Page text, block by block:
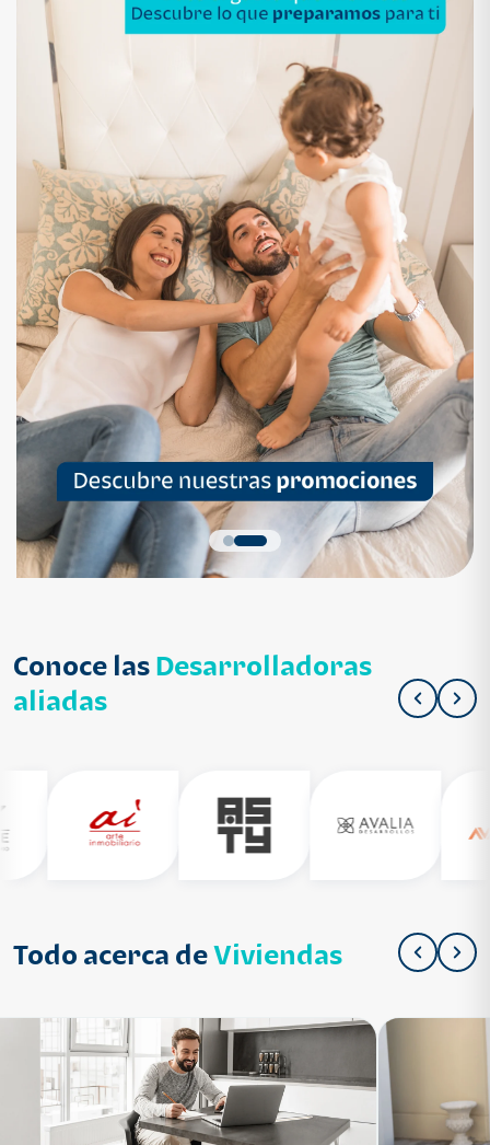
Conoce las Desarrolladoras
aliadas
Todo acerca deViviendas